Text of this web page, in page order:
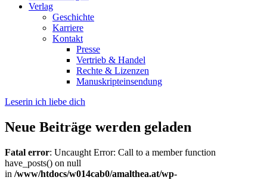
Verlag
Geschichte
Karriere
Kontakt
Presse
Vertrieb & Handel
Rechte & Lizenzen
Manuskripteinsendung
Leserin ich liebe dich
Neue Beiträge werden geladen
Fatal error: Uncaught Error: Call to a member function
have_posts() on null
in /www/htdocs/w014cab0/amalthea.at/wp-